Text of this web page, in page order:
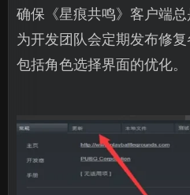
确保《星痕共鸣》客户端
为开发团队会定期发布修复
包括角色选择界面的优化。